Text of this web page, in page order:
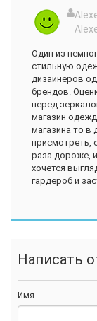
Один из
стильную
дизайнеров
брендов.
перед
магазин
магазина то в
присмотреть,
раза дороже,
хочется
гардероб и
Написать
Имя